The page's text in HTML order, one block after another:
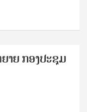
າຍ ກອງ​ປະ​ຊຸມ​